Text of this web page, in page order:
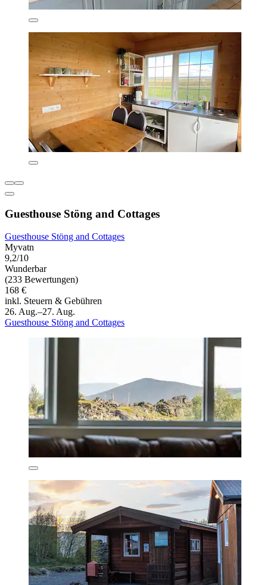
Guesthouse Stöng and Cottages
Guesthouse Stöng and Cottages
Myvatn
9,2/10
Wunderbar
(233 Bewertungen)
168 €
inkl. Steuern & Gebühren
26. Aug.–27. Aug.
Guesthouse Stöng and Cottages